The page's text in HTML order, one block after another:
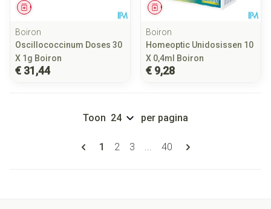
Geneesmiddel
Boiron
Oscillococcinum Doses 30
X 1g Boiron
€ 31,44
Geneesmiddel
Boiron
Homeoptic Unidosissen 10
X 0,4ml Boiron
€ 9,28
Pagina's
U lees momenteel pagina
1 Pagina
2 Pagina
3 ... Pagina
40
Toon per pagina